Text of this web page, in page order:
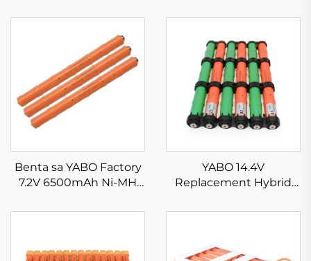
Benta sa YABO Factory
7.2V 6500mAh Ni-MH
Car Battery Para sa
YABO 14.4V
Replacement Hybrid
6500mAh Replacement
Para sa Civic Insight Fit